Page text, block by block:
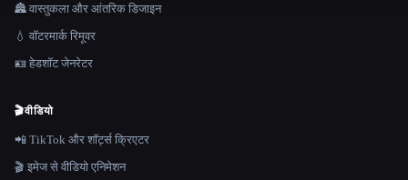
🏯 वास्तुकला और आंतरिक डिजाइन
💧 वॉटरमार्क रिमूवर
🪪 हेडशॉट जेनरेटर
🎬वीडियो
📲 TikTok और शॉर्ट्स क्रिएटर
🎬 इमेज से वीडियो एनिमेशन